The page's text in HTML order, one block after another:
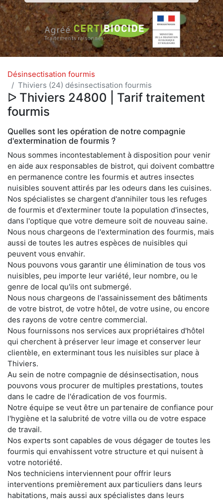
Désinsectisation fourmis
Thiviers (24) désinsectisation fourmis
ᐅ Thiviers 24800 | Tarif traitement
fourmis
Quelles sont les opération de notre compagnie
d'extermination de fourmis ?
Nous sommes incontestablement à disposition pour venir
en aide aux responsables de bistrot, qui doivent combattre
en permanence contre les fourmis et autres insectes
nuisibles souvent attirés par les odeurs dans les cuisines.
Nos spécialistes se chargent d'annihiler tous les refuges
de fourmis et d'exterminer toute la population d'insectes,
dans l'optique que votre demeure soit de nouveau saine.
Nous nous chargeons de l'extermination des fourmis, mais
aussi de toutes les autres espèces de nuisibles qui
peuvent vous envahir.
Nous pouvons vous garantir une élimination de tous vos
nuisibles, peu importe leur variété, leur nombre, ou le
genre de local qu'ils ont submergé.
Nous nous chargeons de l'assainissement des bâtiments
de votre bistrot, de votre hôtel, de votre usine, ou encore
des rayons de votre centre commercial.
Nous fournissons nos services aux propriétaires d'hôtel
qui cherchent à préserver leur image et conserver leur
clientèle, en exterminant tous les nuisibles sur place à
Thiviers.
Au sein de notre compagnie de désinsectisation, nous
pouvons vous procurer de multiples prestations, toutes
dans le cadre de l'éradication de vos fourmis.
Notre équipe se veut être un partenaire de confiance pour
l'hygiène et la salubrité de votre villa ou de votre espace
de travail.
Nos experts sont capables de vous dégager de toutes les
fourmis qui envahissent votre structure et qui nuisent à
votre notoriété.
Nos techniciens interviennent pour offrir leurs
interventions premièrement aux particuliers dans leurs
habitations, mais aussi aux spécialistes dans leurs